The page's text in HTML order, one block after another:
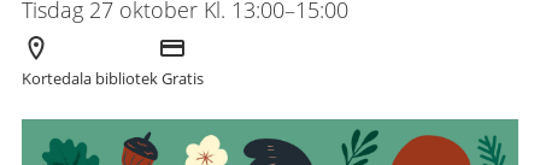
Tisdag 27 oktober Kl. 13:00–15:00
Arrangör
Kortedala bibliotek
Kostnad
Gratis